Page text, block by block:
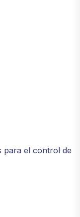
para el control de